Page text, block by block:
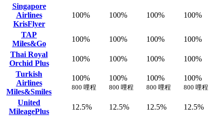
Singapore
Airlines
KrisFlyer
100% 100% 100% 100%
TAP
Miles&Go
100% 100% 100%
100%
Thai Royal
Orchid Plus
100% 100% 100%
100%
Turkish
Airlines
Miles&Smiles
100%
800 哩程
100%
800 哩程
100%
800 哩程
100%
800 哩程
United
MileagePlus
12.5% 12.5% 12.5%
12.5%